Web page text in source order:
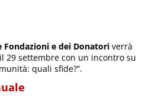
Fondazioni e dei Donatori verrà
29 settembre con un incontro su
quali sfide?”.